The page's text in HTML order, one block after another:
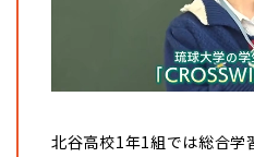
北谷高校1年1組では総合学